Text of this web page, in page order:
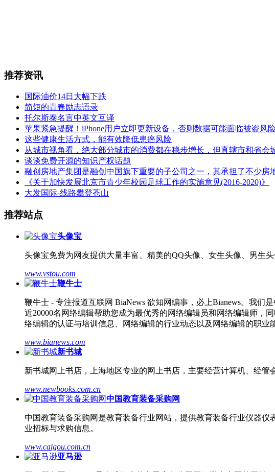
推荐资讯
国际油价14日大幅下跌
简短的青春励志语录
托尔斯泰名言中英文互译
苹果紧急提醒！iPhone用户立即更新设备，否则数据可能面临被盗风
这些健康生活方式，能有效降低患癌风险
从城市视角看，绝大部分城市的消费都在稳步增长，但直辖市和省会
谈谈免费开源的知识产权话题
融创房地产集团是融创中国旗下重要的子公司之一，其承担了不少房
《关于加快发展北京市青少年校园足球工作的实施意见(2016-2020)》
大发国际-线路攀登苍山
推荐站点
头像宝
头像宝免费为网友提供大量丰富、精美的QQ头像、女生头像、男生
www.vstou.com
鞭牛士
鞭牛士 - 专注报道互联网 BiaNews 欲知网编事，必上Bianews。我
近20000名网络编辑帮助您成为最优秀的网络编辑员和网络编辑师，
络编辑的认证与培训信息、网络编辑的行业动态以及网络编辑的职业
www.bianews.com
新书城
新书城网上书店，上海地区专业的网上书店，主要经营计算机、经管
www.newbooks.com.cn
中国教育装备采购网
中国教育装备采购网是教育装备行业网站，提供教育装备行业仪器仪
业招标与求购信息。
www.caigou.com.cn
亚马逊